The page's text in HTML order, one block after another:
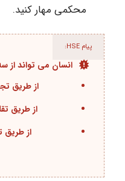
محکمی مهار کنید.
پیام HSE:
انسان می تواند از
از طریق
از طریق
از طریق